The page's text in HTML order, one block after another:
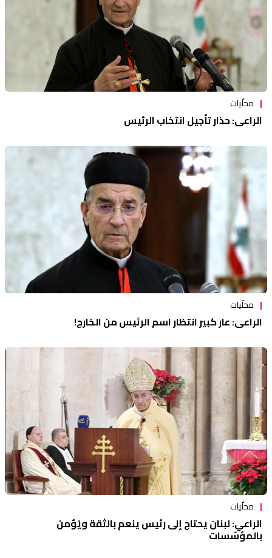
محلّيات
الراعي: حذارِ تأجيل انتخاب الرئيس
محلّيات
الراعي: عار كبير انتظار اسم الرئيس من الخارج!
محلّيات
الراعي: لبنان يحتاج إلى رئيس ينعم بالثقة ويُؤمن
بالمؤسّسات